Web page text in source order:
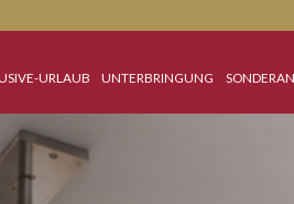
INCLUSIVE-URLAUB UNTERBRINGUNG